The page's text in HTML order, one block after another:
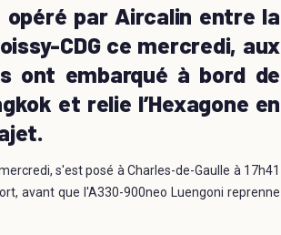
par Aircalin entre la
CDG ce mercredi, aux
ont embarqué à bord de
et relie l’Hexagone en
s'est posé à Charles-de-Gaulle à 17h41
avant que l'A330-900neo Luengoni reprenne